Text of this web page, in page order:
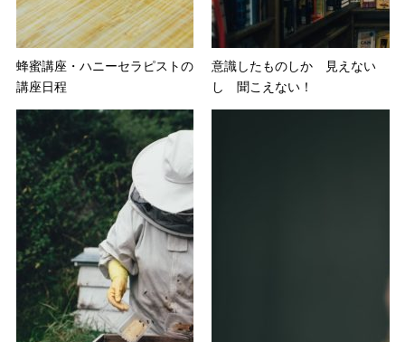
蜂蜜講座・ハニーセラピストの
講座日程
意識したものしか 見えない
し 聞こえない！